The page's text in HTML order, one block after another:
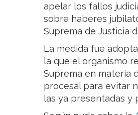
apelar los fallos
sobre haberes
Suprema de Justicia
La medida fue
la que el organismo
Suprema en materia
procesal para evitar
las ya presentadas